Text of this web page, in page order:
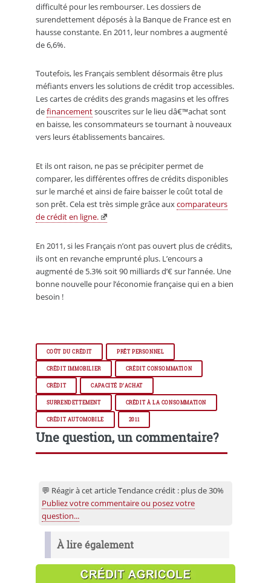
difficulté pour les rembourser. Les dossiers de
surendettement déposés à la Banque de France est en
hausse constante. En 2011, leur nombres a augmenté
de 6,6%.
Toutefois, les Français semblent désormais être plus
méfiants envers les solutions de crédit trop accessibles.
Les cartes de crédits des grands magasins et les offres
definancementsouscrites sur le lieu dâ€™achat sont
en baisse, les consommateurs se tournant à nouveaux
vers leurs établissements bancaires.
Et ils ont raison, ne pas se précipiter permet de
comparer, les différentes offres de crédits disponibles
sur le marché et ainsi de faire baisser le coût total de
son prêt. Cela est très simple grâce auxcomparateurs
de crédit en ligne.
En 2011, si les Français n’ont pas ouvert plus de crédits,
ils ont en revanche emprunté plus. L’encours a
augmenté de 5.3% soit 90 milliards d’€ sur l’année. Une
bonne nouvelle pour l’économie française qui en a bien
besoin !
COÛT DU CRÉDIT PRÊT PERSONNEL
CRÉDIT IMMOBILIER CRÉDIT CONSOMMATION
CRÉDIT CAPACITÉ D’ACHAT
SURRENDETTEMENT CRÉDIT À LA CONSOMMATION
CRÉDIT AUTOMOBILE 2011
Une question, un commentaire?
💬 Réagir à cet article Tendance crédit : plus de 30%
Publiez votre commentaire ou posez votre
question...
À lire également